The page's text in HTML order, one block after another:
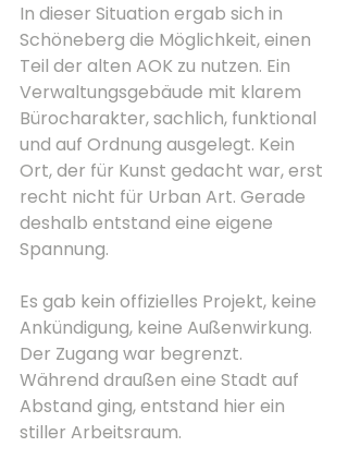
In dieser Situation ergab sich in
Schöneberg die Möglichkeit, einen
Teil der alten AOK zu nutzen. Ein
Verwaltungsgebäude mit klarem
Bürocharakter, sachlich, funktional
und auf Ordnung ausgelegt. Kein
Ort, der für Kunst gedacht war, erst
recht nicht für Urban Art. Gerade
deshalb entstand eine eigene
Spannung.
Es gab kein offizielles Projekt, keine
Ankündigung, keine Außenwirkung.
Der Zugang war begrenzt.
Während draußen eine Stadt auf
Abstand ging, entstand hier ein
stiller Arbeitsraum.